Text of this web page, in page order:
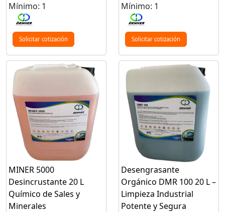
Mínimo: 1
Solicitar cotización
Mínimo: 1
Solicitar cotización
MINER 5000
Desincrustante 20 L
Químico de Sales y
Minerales
Desengrasante
Orgánico DMR 100 20 L –
Limpieza Industrial
Potente y Segura